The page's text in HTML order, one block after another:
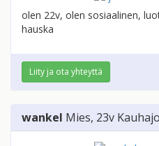
olen 22v, olen sosiaalinen,
hauska
Liity ja ota yhteyttä
wankel Mies, 23v